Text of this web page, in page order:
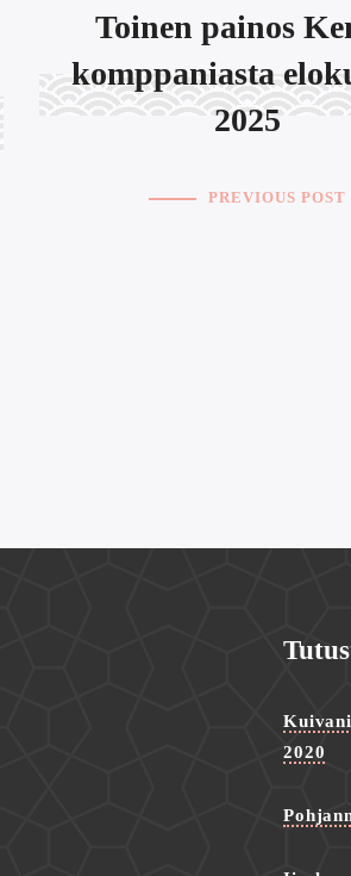
Toinen painos
komppaniasta
2025
PREVIOUS POST
2020